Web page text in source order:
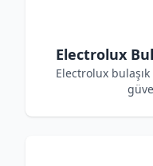
Electrolux
Electrolux bulaşık